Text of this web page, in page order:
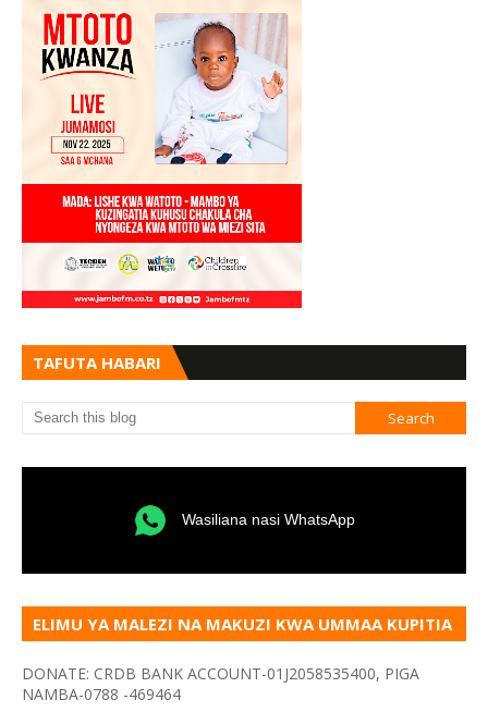
TAFUTA HABARI
Wasiliana nasi WhatsApp
ELIMU YA MALEZI NA MAKUZI KWA UMMAA KUPITIA
DONATE: CRDB BANK ACCOUNT-01J2058535400, PIGA
NAMBA-0788 -469464